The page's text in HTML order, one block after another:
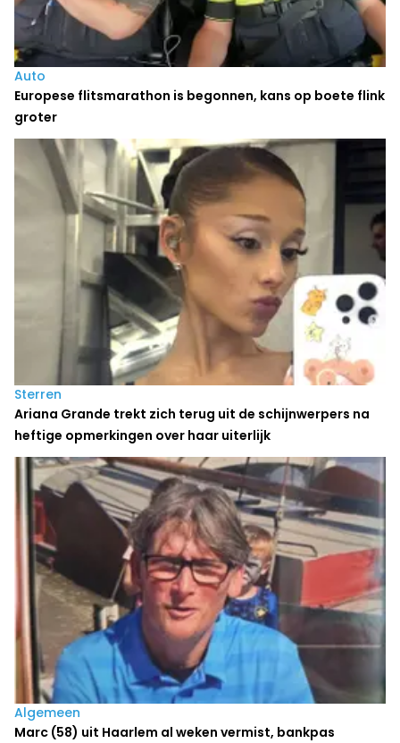
Auto
Europese flitsmarathon is begonnen, kans op boete flink
groter
Sterren
Ariana Grande trekt zich terug uit de schijnwerpers na
heftige opmerkingen over haar uiterlijk
Algemeen
Marc (58) uit Haarlem al weken vermist, bankpas